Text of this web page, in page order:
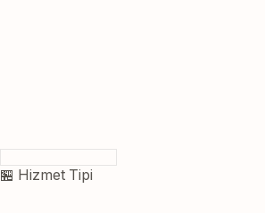
🏪 Hizmet Tipi